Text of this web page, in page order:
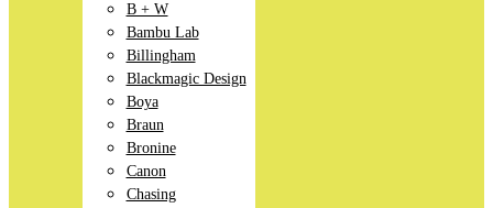
B + W
Bambu Lab
Billingham
Blackmagic Design
Boya
Braun
Bronine
Canon
Chasing